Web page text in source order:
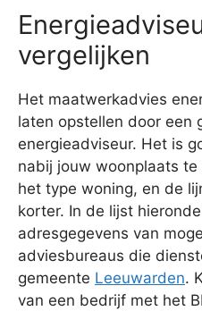
vergelijken
Het maatwerkadvies
laten opstellen door een
energieadviseur. Het is
nabij jouw woonplaats
het type woning, en de
korter. In de lijst
adresgegevens van
adviesbureaus die
gemeente Leeuwarden.
van een bedrijf met het